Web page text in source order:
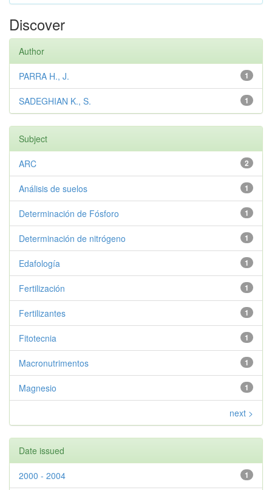
Discover
Author
1
PARRA H., J.
1
SADEGHIAN K., S.
Subject
2
ARC
1
Análisis de suelos
1
Determinación de Fósforo
1
Determinación de nitrógeno
1
Edafología
1
Fertilización
1
Fertilizantes
1
Fitotecnia
1
Macronutrimentos
1
Magnesio
next >
Date issued
1
2000 - 2004